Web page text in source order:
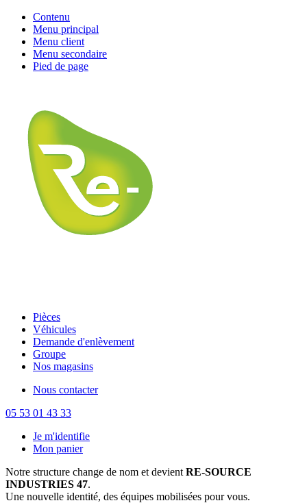
Contenu
Menu principal
Menu client
Menu secondaire
Pied de page
Pièces
Véhicules
Demande d'enlèvement
Groupe
Nos magasins
Nous contacter
05 53 01 43 33
Je m'identifie
Mon panier
Notre structure change de nom et devient RE-SOURCE
INDUSTRIES 47.
Une nouvelle identité, des équipes mobilisées pour vous.